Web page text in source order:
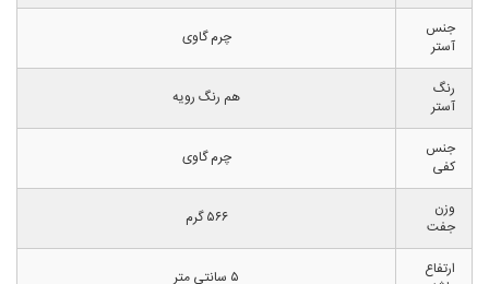
جنس
آستر
چرم گاوی
رنگ
آستر
هم رنگ رویه
جنس
کفی
چرم گاوی
وزن
جفت
۵۶۶ گرم
ارتفاع
۵ سانتی متر